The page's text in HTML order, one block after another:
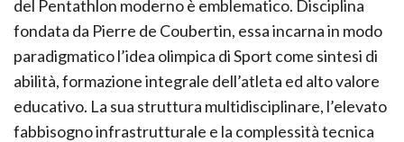
del Pentathlon moderno è emblematico. Disciplina
fondata da Pierre de Coubertin, essa incarna in modo
paradigmatico l’idea olimpica di Sport come sintesi di
abilità, formazione integrale dell’atleta ed alto valore
educativo. La sua struttura multidisciplinare, l’elevato
fabbisogno infrastrutturale e la complessità tecnica